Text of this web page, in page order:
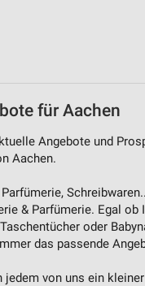
für Aachen
Angebote und
Aachen.
& Parfümerie. Egal ob
oder
das passende
von uns ein